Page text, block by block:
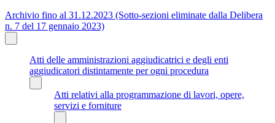
Archivio fino al 31.12.2023 (Sotto-sezioni eliminate dalla Delibera
n. 7 del 17 gennaio 2023)
Atti delle amministrazioni aggiudicatrici e degli enti
aggiudicatori distintamente per ogni procedura
Atti relativi alla programmazione di lavori, opere,
servizi e forniture